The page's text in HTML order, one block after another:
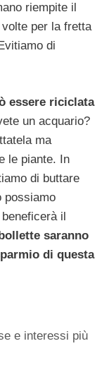
riempite il
volte per la fretta
di
essere riciclata
un acquario?
ma
le piante. In
di buttare
possiamo
il
saranno
di questa
e interessi più